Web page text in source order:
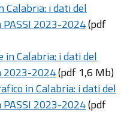
Calabria: i dati del
2023-2024(pdf
in Calabria: i dati del
2023-2024(pdf 1,6 Mb)
in Calabria: i dati del
2023-2024(pdf